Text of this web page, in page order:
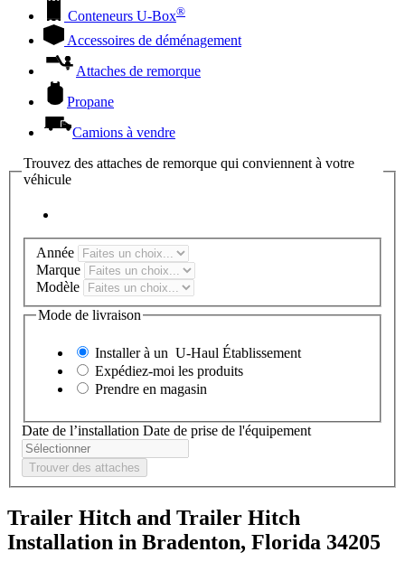
Conteneurs U-Box®
Accessoires de déménagement
Attaches de remorque
Propane
Camions à vendre
Trouvez des attaches de remorque qui conviennent à votre
véhicule
Année
Marque
Modèle
Mode de livraison
Installer à un U-Haul Établissement
Expédiez-moi les produits
Prendre en magasin
Date de l’installation Date de prise de l'équipement
Trouver des attaches
Trailer Hitch and Trailer Hitch
Installation in Bradenton, Florida 34205